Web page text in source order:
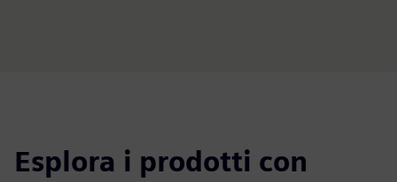
Esplora i prodotti con